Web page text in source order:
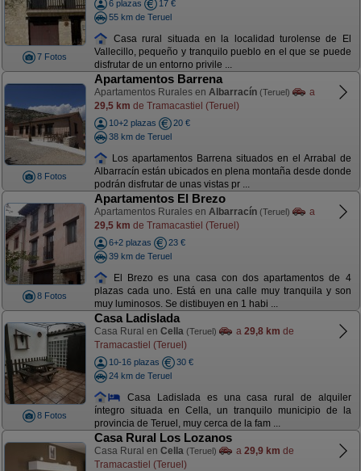
7 Fotos
6 plazas
17 €
55 km de Teruel
Casa rural situada en la localidad turolense de El
Vallecillo, pequeño y tranquilo pueblo en el que se puede
disfrutar de un entorno privile ...
8 Fotos
Apartamentos Barrena
Apartamentos Rurales en Albarracín (Teruel)
a
29,5 km de Tramacastiel (Teruel)
10+2 plazas
20 €
38 km de Teruel
Los apartamentos Barrena situados en el Arrabal de
Albarracín están ubicados en plena montaña desde donde
podrán disfrutar de unas vistas pr ...
8 Fotos
Apartamentos El Brezo
Apartamentos Rurales en Albarracín (Teruel)
a
29,5 km de Tramacastiel (Teruel)
6+2 plazas
23 €
39 km de Teruel
El Brezo es una casa con dos apartamentos de 4
plazas cada uno. Está en una calle muy tranquila y son
muy luminosos. Se distibuyen en 1 habi ...
8 Fotos
Casa Ladislada
Casa Rural en Cella (Teruel) a 29,8 km de
Tramacastiel (Teruel)
10-16 plazas
30 €
24 km de Teruel
Casa Ladislada es una casa rural de alquiler
íntegro situada en Cella, un tranquilo municipio de la
provincia de Teruel, muy cerca de la fam ...
Casa Rural Los Lozanos
Casa Rural en Cella (Teruel) a 29,9 km de
Tramacastiel (Teruel)